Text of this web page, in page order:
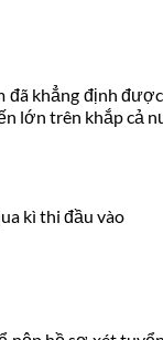
đã khẳng định
lớn trên khắp cả
kì thi đầu vào